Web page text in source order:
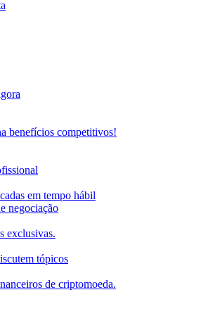
benefícios competitivos!
em tempo hábil
negociação
exclusivas.
tópicos
de criptomoeda.